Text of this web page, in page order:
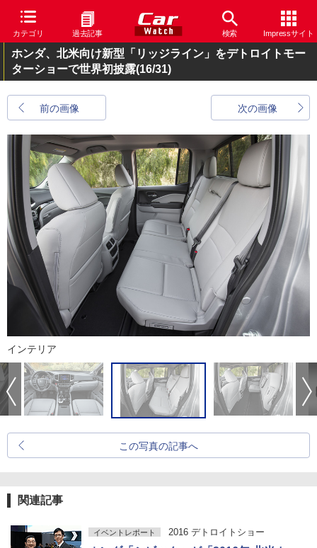
カテゴリ 過去記事 検索 Impressサイト
ホンダ、北米向け新型「リッジライン」をデトロイトモー
ターショーで世界初披露(16/31)
前の画像 次の画像
インテリア
この写真の記事へ
関連記事
イベントレポート 2016 デトロイトショー